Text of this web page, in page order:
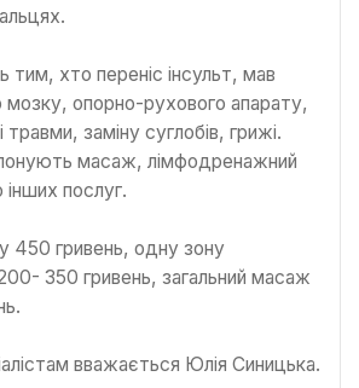
хто переніс інсульт, мав
мозку, опорно-рухового апарату,
заміну суглобів, грижі.
масаж, лімфодренажний
послуг.
450 гривень, одну зону
350 гривень, загальний масаж
вважається Юлія Синицька.